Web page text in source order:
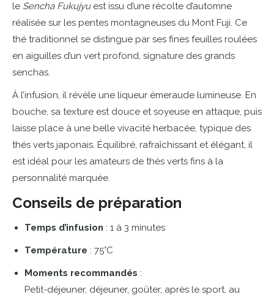
le Sencha Fukujyu est issu d’une récolte d’automne
réalisée sur les pentes montagneuses du Mont Fuji. Ce
thé traditionnel se distingue par ses fines feuilles roulées
en aiguilles d’un vert profond, signature des grands
senchas.
À l’infusion, il révèle une liqueur émeraude lumineuse. En
bouche, sa texture est douce etsoyeuse en attaque, puis
laisse place à une belle vivacité herbacée, typique des
thés verts japonais. Équilibré, rafraîchissant et élégant, il
est idéal pour les amateurs de thés verts fins à la
personnalité marquée.
Conseils de préparation
Temps d’infusion : 1 à 3 minutes
Température : 75°C
Moments recommandés :
Petit-déjeuner, déjeuner, goûter, après le sport, au